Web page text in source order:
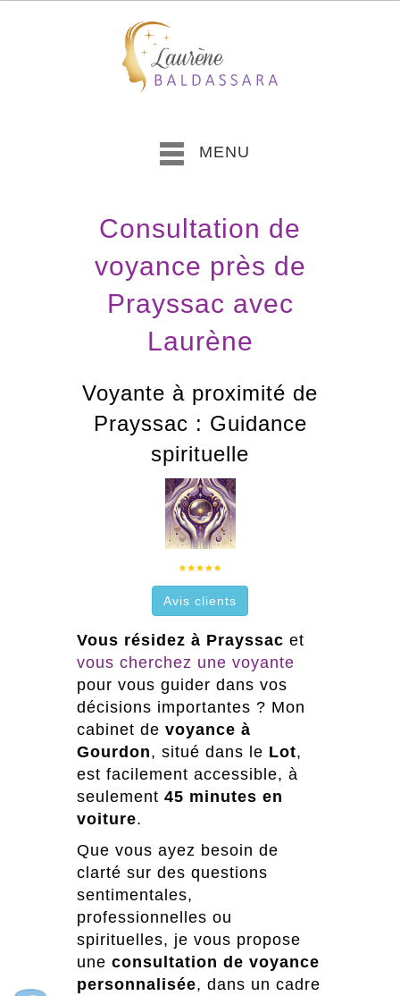
MENU
Consultation de
voyance près de
Prayssac avec
Laurène
Voyante à proximité de
Prayssac : Guidance
spirituelle
Avis clients
Vous résidez à Prayssac et
vous cherchez une voyante
pour vous guider dans vos
décisions importantes ? Mon
cabinet de voyance à
Gourdon, situé dans le Lot,
est facilement accessible, à
seulement 45 minutes en
voiture.
Que vous ayez besoin de
clarté sur des questions
sentimentales,
professionnelles ou
spirituelles, je vous propose
une consultation de voyance
personnalisée, dans un cadre